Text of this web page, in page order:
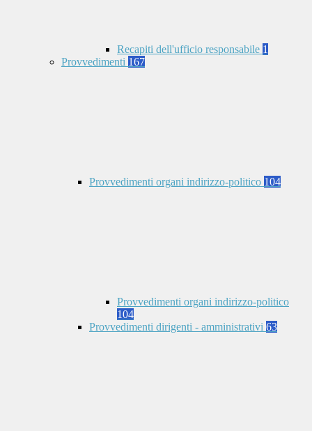
Recapiti dell'ufficio responsabile 1
Provvedimenti 167
Provvedimenti organi indirizzo-politico 104
Provvedimenti organi indirizzo-politico
104
Provvedimenti dirigenti - amministrativi 63